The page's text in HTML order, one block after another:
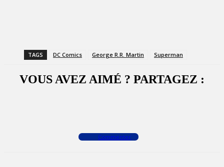
TAGS DC Comics George R.R. Martin Superman
VOUS AVEZ AIMÉ ? PARTAGEZ :
Commenter